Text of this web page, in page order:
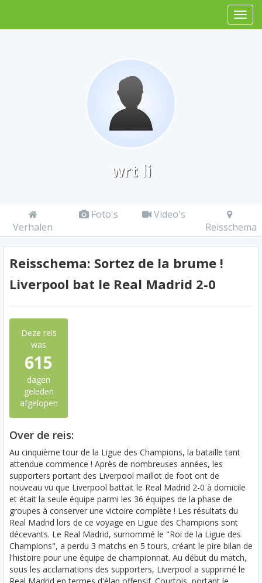
wrt li
Verhalen
Foto's
Video's
Reisschema
Reisschema: Sortez de la brume !
Liverpool bat le Real Madrid 2-0
Deze reis
was
615
dagen
geleden
afgelopen
Over de reis:
Au cinquième tour de la Ligue des Champions, la bataille tant
attendue commence ! Après de nombreuses années, les
supporters portant des Liverpool maillot de foot ont de
nouveau vu que Liverpool battait le Real Madrid 2-0 à domicile
et était la seule équipe parmi les 36 équipes de la phase de
groupes à conserver une victoire complète ! Les résultats du
Real Madrid lors de ce voyage en Ligue des Champions sont
décevants. Le Real Madrid, surnommé le "Roi de la Ligue des
Champions", a perdu 3 matchs en 5 tours, créant le pire bilan de
l'histoire pour une équipe de championnat. Au début du match,
sous les acclamations des supporters, Liverpool a supprimé le